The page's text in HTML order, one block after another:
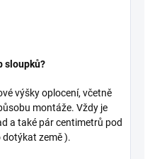
sloupků?
výšky oplocení, včetně
montáže. Vždy je
a také pár centimetrů pod
dotýkat země ).